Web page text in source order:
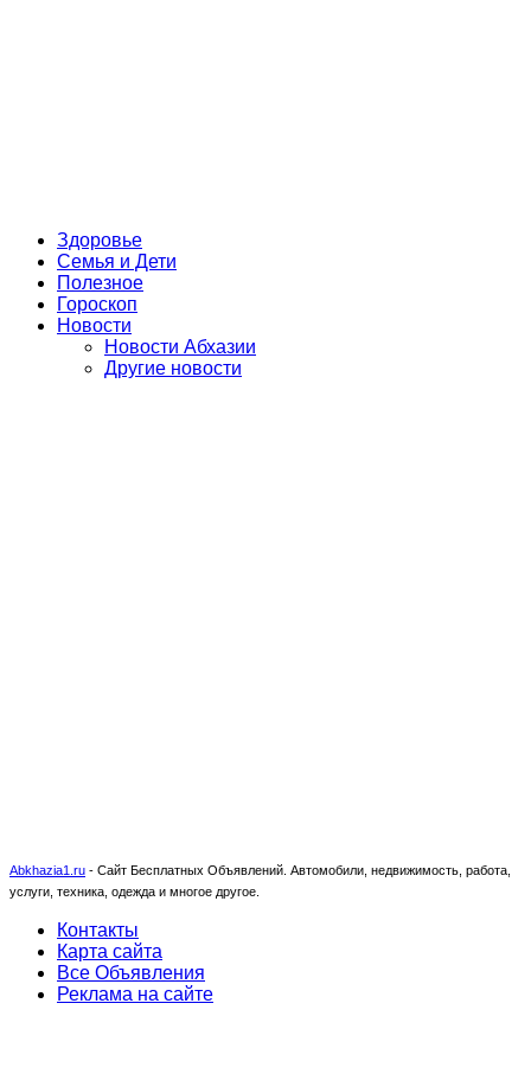
Здоровье
Семья и Дети
Полезное
Гороскоп
Новости
Новости Абхазии
Другие новости
Abkhazia1.ru - Сайт Бесплатных Объявлений. Автомобили, недвижимость, работа,
услуги, техника, одежда и многое другое.
Контакты
Карта сайта
Все Объявления
Реклама на сайте